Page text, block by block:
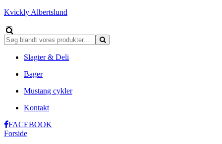
Kvickly Albertslund
Slagter & Deli
Bager
Mustang cykler
Kontakt
FACEBOOK
Forside